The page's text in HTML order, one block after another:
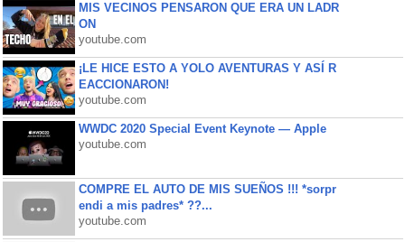
MIS VECINOS PENSARON QUE ERA UN LADR
ON
youtube.com
¡LE HICE ESTO A YOLO AVENTURAS Y ASÍ R
EACCIONARON!
youtube.com
WWDC 2020 Special Event Keynote — Apple
youtube.com
COMPRE EL AUTO DE MIS SUEÑOS !!! *sorpr
endi a mis padres* ??...
youtube.com